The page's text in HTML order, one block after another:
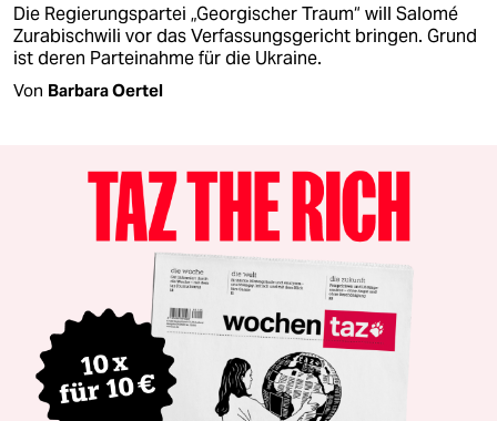
Die Regierungspartei „Georgischer Traum“ will Salomé
Zurabischwili vor das Verfassungsgericht bringen. Grund
ist deren Parteinahme für die Ukraine.
Von Barbara Oertel